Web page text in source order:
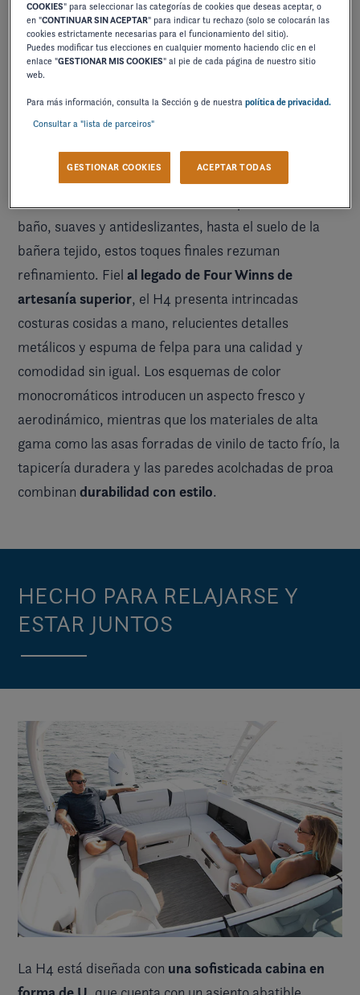
Cada detalle de la H4 ha sidometiculosamente
diseñado para encarnar una estética
baño, suaves y antideslizantes, hasta el suelo de la
bañera tejido, estos toques finales rezuman
refinamiento. Fiel al legado de Four Winns de
artesanía superior, el H4 presenta intrincadas
costuras cosidas a mano, relucientes detalles
metálicos y espuma de felpa para una calidad y
comodidad sin igual. Los esquemas de color
monocromáticos introducen un aspecto fresco y
aerodinámico, mientras que los materiales de alta
gama como las asas forradas de vinilo de tacto frío, la
tapicería duradera y las paredes acolchadas de proa
combinan durabilidad con estilo.
HECHO PARA RELAJARSE Y
ESTAR JUNTOS
La H4 está diseñada con una sofisticada cabina en
COOKIES" para seleccionar las categorías de cookies que deseas aceptar, o
en "CONTINUAR SIN ACEPTAR" para indicar tu rechazo (solo se colocarán las
cookies estrictamente necesarias para el funcionamiento del sitio).
Puedes modificar tus elecciones en cualquier momento haciendo clic en el
enlace "GESTIONAR MIS COOKIES" al pie de cada página de nuestro sitio
web.
Para más información, consulta la Sección 9 de nuestrapolítica de privacidad.
Consultar a "lista de parceiros"
GESTIONAR COOKIES ACEPTAR TODAS